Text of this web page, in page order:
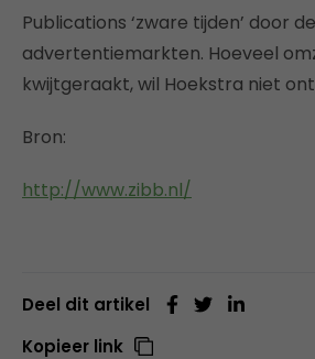
Publications ‘zware tijden’ door
advertentiemarkten. Hoeveel
kwijtgeraakt, wil Hoekstra niet
Bron:
http://www.zibb.nl/
Deel dit artikel
Kopieer link